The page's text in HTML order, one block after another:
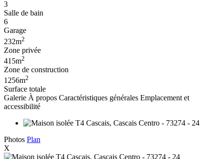
3
Salle de bain
6
Garage
232m2
Zone privée
415m2
Zone de construction
1256m2
Surface totale
Galerie À propos Caractéristiques générales Emplacement et
accessibilité
Photos Plan
X